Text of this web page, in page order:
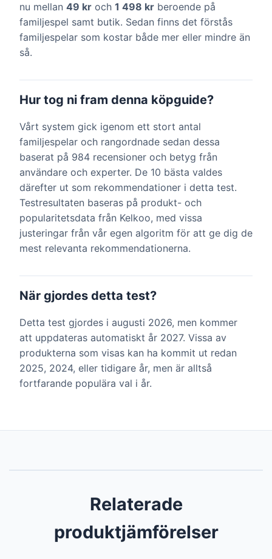
nu mellan 49 kr och 1 498 kr beroende på
familjespel samt butik. Sedan finns det förstås
familjespelar som kostar både mer eller mindre än
så.
Hur tog ni fram denna köpguide?
Vårt system gick igenom ett stort antal
familjespelar och rangordnade sedan dessa
baserat på 984 recensioner och betyg från
användare och experter. De 10 bästa valdes
därefter ut som rekommendationer i detta test.
Testresultaten baseras på produkt- och
popularitetsdata från Kelkoo, med vissa
justeringar från vår egen algoritm för att ge dig de
mest relevanta rekommendationerna.
När gjordes detta test?
Detta test gjordes i augusti 2026, men kommer
att uppdateras automatiskt år 2027. Vissa av
produkterna som visas kan ha kommit ut redan
2025, 2024, eller tidigare år, men är alltså
fortfarande populära val i år.
Relaterade
produktjämförelser